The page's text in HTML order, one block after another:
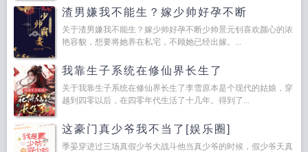
渣男嫌我不能生？嫁少帅好孕不断
关于渣男嫌我不能生？嫁少帅好孕不断少帅景元钊喜欢颜心的浓
艳容貌，想要将她养在私宅，不顾她已经出嫁。...
我靠生子系统在修仙界长生了
关于我靠生子系统在修仙界长生了李雪原本是个现代的姑娘，穿
越到四零以后，在四零年代生活了十几年。得到了...
这豪门真少爷我不当了[娱乐圈]
季晏穿进过三场真假少爷大战斗他当真少爷的时候，假少爷天真